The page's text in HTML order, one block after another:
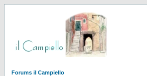
Forums il Campiello